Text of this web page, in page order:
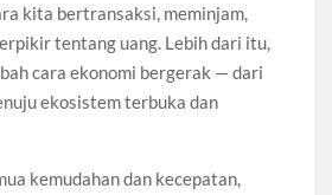
kita bertransaksi, meminjam,
tentang uang. Lebih dari itu,
cara ekonomi bergerak — dari
ekosistem terbuka dan
kemudahan dan kecepatan,